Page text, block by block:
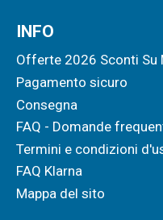
INFO
Offerte 2026 Sconti Su
Pagamento sicuro
Consegna
FAQ - Domande
Termini e condizioni
FAQ Klarna
Mappa del sito